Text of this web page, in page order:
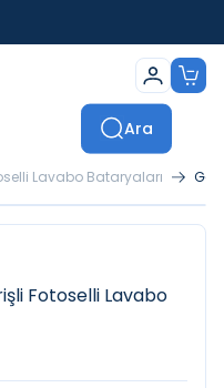
Ara
Lavabo Bataryaları
Fotoselli Lavabo